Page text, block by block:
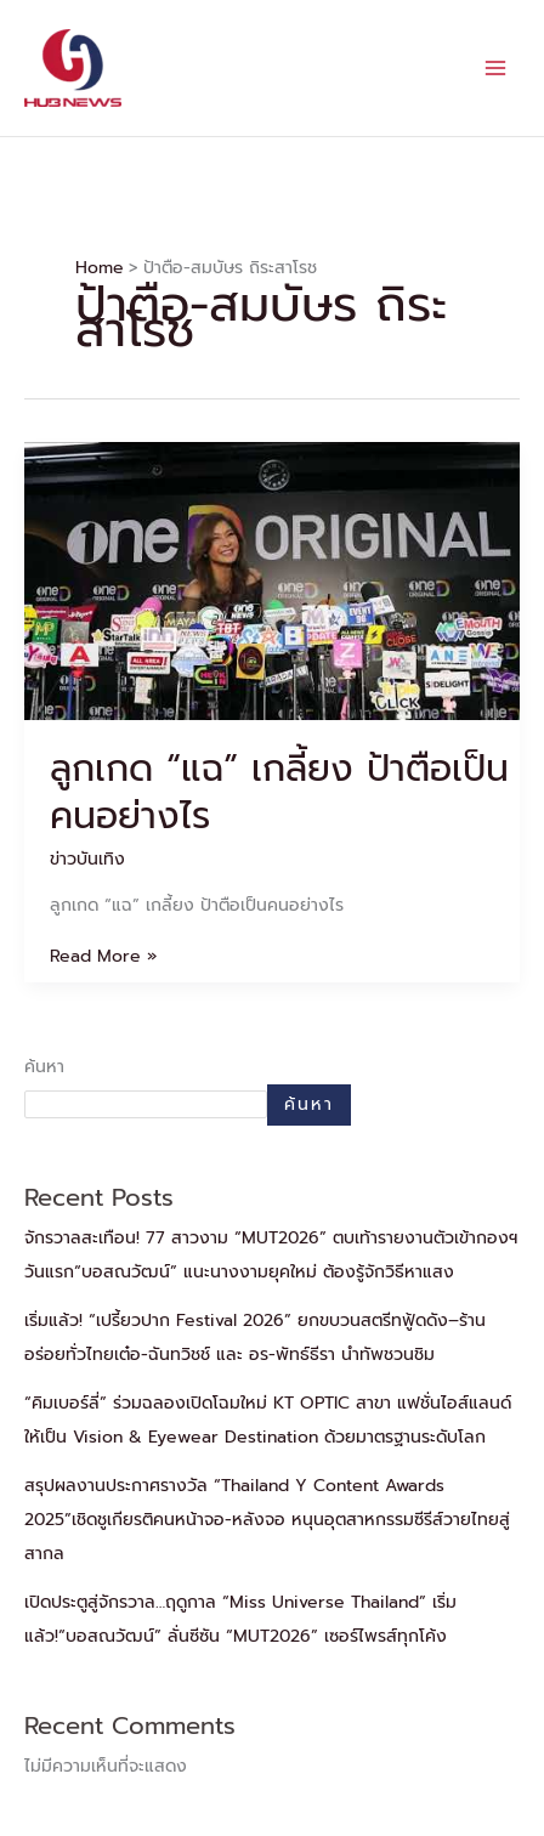
content
Home ป้าตือ-สมบัษร ถิระสาโรช
ป้าตือ-สมบัษร ถิระ
สาโรช
ลูกเกด “แฉ” เกลี้ยง ป้าตือเป็น
คนอย่างไร
ข่าวบันเทิง
ลูกเกด “แฉ” เกลี้ยง ป้าตือเป็นคนอย่างไร
ลูกเกด
“แฉ”
ป้า
ตือ
เป็น
คน
อย่างไร
Read More »
ค้นหา
ค้นหา
Recent Posts
จักรวาลสะเทือน! 77 สาวงาม “MUT2026” ตบเท้ารายงานตัวเข้ากองฯ
วันแรก“บอสณวัฒน์” แนะนางงามยุคใหม่ ต้องรู้จักวิธีหาแสง
เริ่มแล้ว! “เปรี้ยวปาก Festival 2026” ยกขบวนสตรีทฟู้ดดัง–ร้าน
อร่อยทั่วไทยเต๋อ-ฉันทวิชช์ และ อร-พัทธ์ธีรา นำทัพชวนชิม
“คิมเบอร์ลี่” ร่วมฉลองเปิดโฉมใหม่ KT OPTIC สาขา แฟชั่นไอส์แลนด์
ให้เป็น Vision & Eyewear Destination ด้วยมาตรฐานระดับโลก
สรุปผลงานประกาศรางวัล “Thailand Y Content Awards
2025”เชิดชูเกียรติคนหน้าจอ-หลังจอ หนุนอุตสาหกรรมซีรีส์วายไทยสู่
สากล
เปิดประตูสู่จักรวาล…ฤดูกาล “Miss Universe Thailand” เริ่ม
แล้ว!“บอสณวัฒน์” ลั่นซีซัน “MUT2026” เซอร์ไพรส์ทุกโค้ง
Recent Comments
ไม่มีความเห็นที่จะแสดง